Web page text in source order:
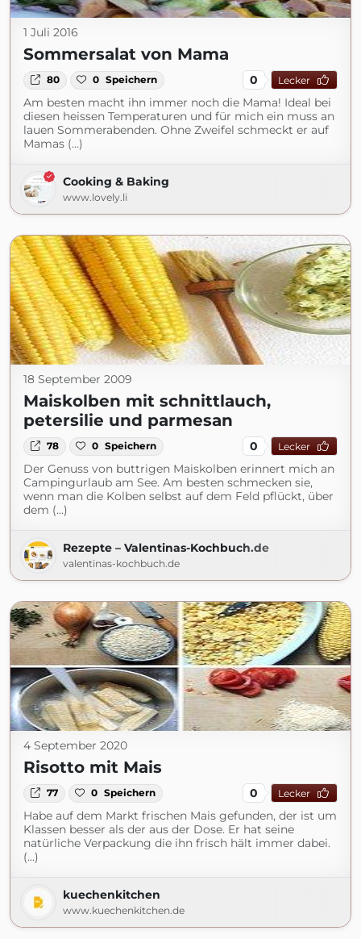
1 Juli 2016
Sommersalat von Mama
80 0 Speichern 0 Lecker
Am besten macht ihn immer noch die Mama! Ideal bei
diesen heissen Temperaturen und für mich ein muss an
lauen Sommerabenden. Ohne Zweifel schmeckt er auf
Mamas (...)
Cooking & Baking
www.lovely.li
18 September 2009
Maiskolben mit schnittlauch,
petersilie und parmesan
78 0 Speichern 0 Lecker
Der Genuss von buttrigen Maiskolben erinnert mich an
Campingurlaub am See. Am besten schmecken sie,
wenn man die Kolben selbst auf dem Feld pflückt, über
dem (...)
Rezepte – Valentinas-Kochbuch.de
valentinas-kochbuch.de
4 September 2020
Risotto mit Mais
77 0 Speichern 0 Lecker
Habe auf dem Markt frischen Mais gefunden, der ist um
Klassen besser als der aus der Dose. Er hat seine
natürliche Verpackung die ihn frisch hält immer dabei.
(...)
kuechenkitchen
www.kuechenkitchen.de